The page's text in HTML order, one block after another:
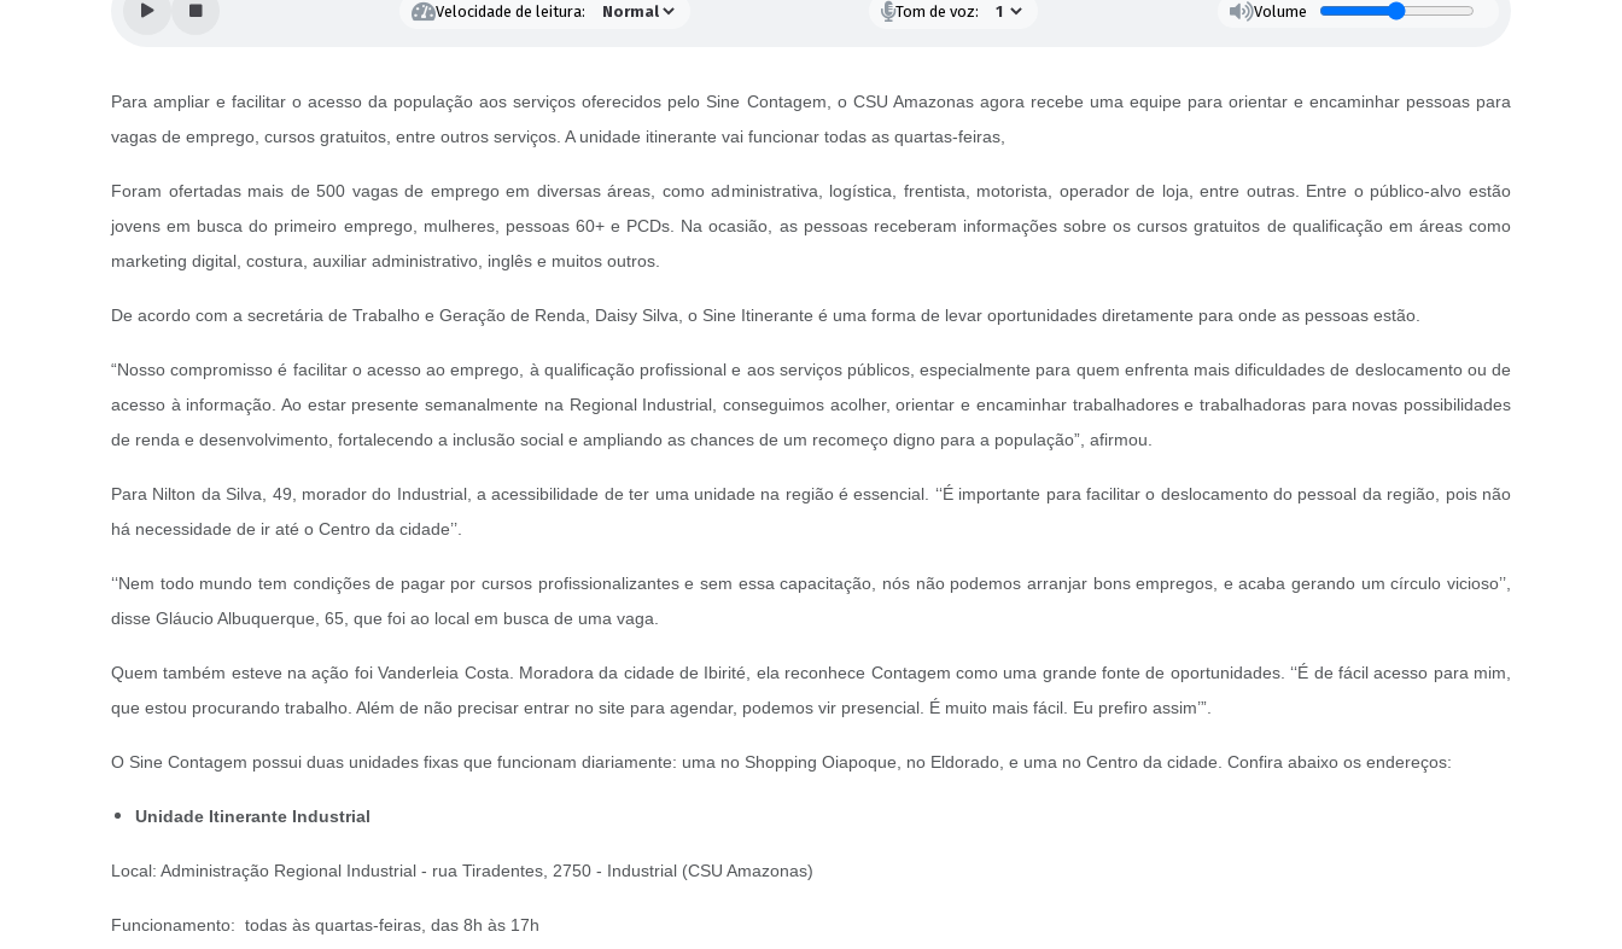
Velocidade de leitura: Tom de voz: Volume
Para ampliar e facilitar o acesso da população aos serviços oferecidos pelo Sine Contagem, o CSU Amazonas agora recebe uma equipe para orientar e encaminhar pessoas para
vagas de emprego, cursos gratuitos, entre outros serviços. A unidade itinerante vai funcionar todas as quartas-feiras,
Foram ofertadas mais de 500 vagas de emprego em diversas áreas, como administrativa, logística, frentista, motorista, operador de loja, entre outras. Entre o público-alvo estão
jovens em busca do primeiro emprego, mulheres, pessoas 60+ e PCDs. Na ocasião, as pessoas receberam informações sobre os cursos gratuitos de qualificação em áreas como
marketing digital, costura, auxiliar administrativo, inglês e muitos outros.
De acordo com a secretária de Trabalho e Geração de Renda, Daisy Silva, o Sine Itinerante é uma forma de levar oportunidades diretamente para onde as pessoas estão.
“Nosso compromisso é facilitar o acesso ao emprego, à qualificação profissional e aos serviços públicos, especialmente para quem enfrenta mais dificuldades de deslocamento ou de
acesso à informação. Ao estar presente semanalmente na Regional Industrial, conseguimos acolher, orientar e encaminhar trabalhadores e trabalhadoras para novas possibilidades
de renda e desenvolvimento, fortalecendo a inclusão social e ampliando as chances de um recomeço digno para a população”, afirmou.
Para Nilton da Silva, 49, morador do Industrial, a acessibilidade de ter uma unidade na região é essencial. ‘‘É importante para facilitar o deslocamento do pessoal da região, pois não
há necessidade de ir até o Centro da cidade’’.
‘‘Nem todo mundo tem condições de pagar por cursos profissionalizantes e sem essa capacitação, nós não podemos arranjar bons empregos, e acaba gerando um círculo vicioso’’,
disse Gláucio Albuquerque, 65, que foi ao local em busca de uma vaga.
Quem também esteve na ação foi Vanderleia Costa. Moradora da cidade de Ibirité, ela reconhece Contagem como uma grande fonte de oportunidades. ‘‘É de fácil acesso para mim,
que estou procurando trabalho. Além de não precisar entrar no site para agendar, podemos vir presencial. É muito mais fácil. Eu prefiro assim’”.
O Sine Contagem possui duas unidades fixas que funcionam diariamente: uma no Shopping Oiapoque, no Eldorado, e uma no Centro da cidade. Confira abaixo os endereços:
Unidade Itinerante Industrial
Local: Administração Regional Industrial - rua Tiradentes, 2750 - Industrial (CSU Amazonas)
Funcionamento: todas às quartas-feiras, das 8h às 17h